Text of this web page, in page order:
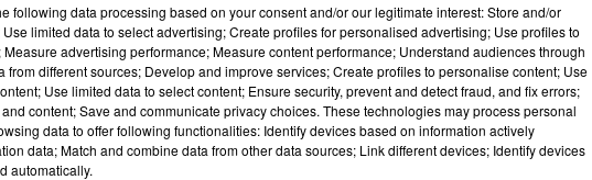
following data processing based on your consent and/or our legitimate interest: Store and/or
limited data to select advertising; Create profiles for personalised advertising; Use profiles to
advertising performance; Measure content performance; Understand audiences through
from different sources; Develop and improve services; Create profiles to personalise content; Use
Use limited data to select content; Ensure security, prevent and detect fraud, and fix errors;
content; Save and communicate privacy choices. These technologies may process personal
data to offer following functionalities: Identify devices based on information actively
data; Match and combine data from other data sources; Link different devices; Identify devices
automatically.